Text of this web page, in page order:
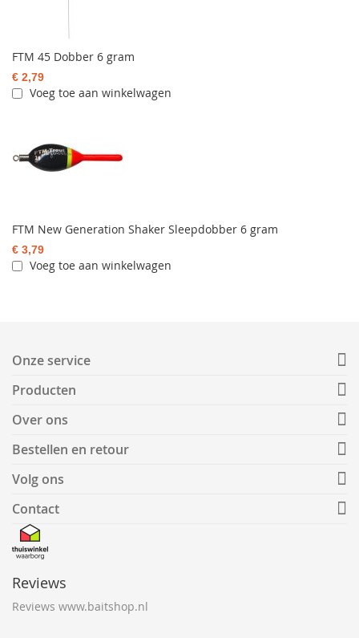
FTM 45 Dobber 6 gram
€ 2,79
Voeg toe aan winkelwagen
FTM New Generation Shaker Sleepdobber 6 gram
€ 3,79
Voeg toe aan winkelwagen
Onze service
Producten
Over ons
Bestellen en retour
Volg ons
Contact
Reviews
Reviews www.baitshop.nl